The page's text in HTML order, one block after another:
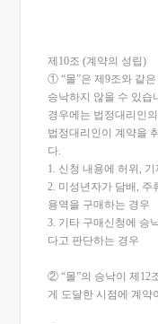
제10조 (계약의 성립)
① “몰”은 제9조와 같
승낙하지 않을 수 있습
경우에는 법정대리인
법정대리인이 계약을
다.
1. 신청 내용에 허위,
2. 미성년자가 담배, 주
용역을 구매하는 경우
3. 기타 구매신청에 승
다고 판단하는 경우
② “몰”의 승낙이 제12
게 도달한 시점에 계약